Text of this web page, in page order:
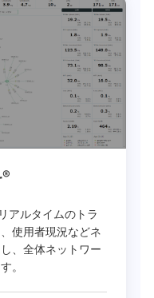
®
アルタイムのトラ
使用者現況などネ
、全体ネットワー
。